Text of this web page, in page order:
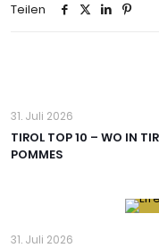
Teilen
31. Juli 2026
TIROL TOP 10 – WO IN
POMMES
31. Juli 2026